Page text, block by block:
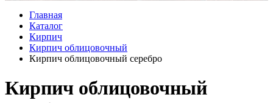
Главная
Каталог
Кирпич
Кирпич облицовочный
Кирпич облицовочный серебро
Кирпич облицовочный